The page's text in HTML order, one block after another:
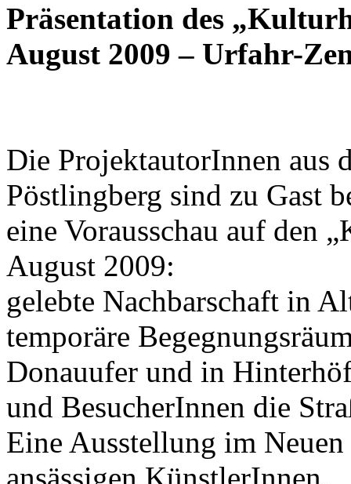
Präsentation des
August 2009 – Urfahr-
Die ProjektautorInnen aus
Pöstlingberg sind zu Gast
eine Vorausschau auf den
August 2009:
gelebte Nachbarschaft in
temporäre
Donauufer und in
und BesucherInnen die
Eine Ausstellung im
ansässigen KünstlerInnen.